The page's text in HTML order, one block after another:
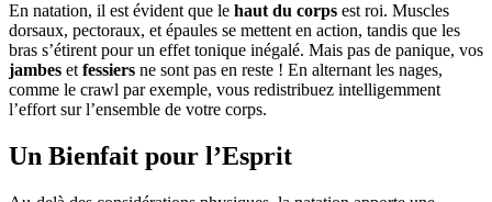
En natation, il est évident que le haut du corps est roi. Muscles
dorsaux, pectoraux, et épaules se mettent en action, tandis que les
bras s’étirent pour un effet tonique inégalé. Mais pas de panique, vos
jambes et fessiers ne sont pas en reste ! En alternant les nages,
comme le crawl par exemple, vous redistribuez intelligemment
l’effort sur l’ensemble de votre corps.
Un Bienfait pour l’Esprit